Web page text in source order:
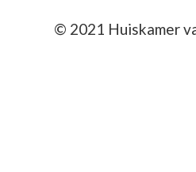
© 2021 Huiskamer